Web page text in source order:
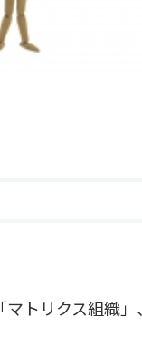
トリクス組織」、